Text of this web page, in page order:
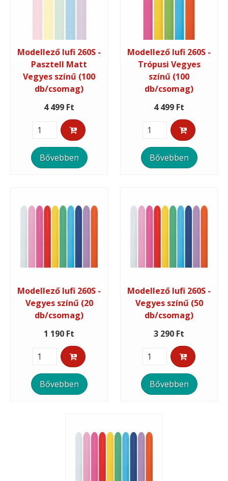
Modellező lufi 260S -
Pasztell Matt
Vegyes színű (100
db/csomag)
4 499 Ft
Bővebben
Modellező lufi 260S -
Trópusi Vegyes
színű (100
db/csomag)
4 499 Ft
Bővebben
Modellező lufi 260S -
Vegyes színű (20
db/csomag)
1 190 Ft
Bővebben
Modellező lufi 260S -
Vegyes színű (50
db/csomag)
3 290 Ft
Bővebben